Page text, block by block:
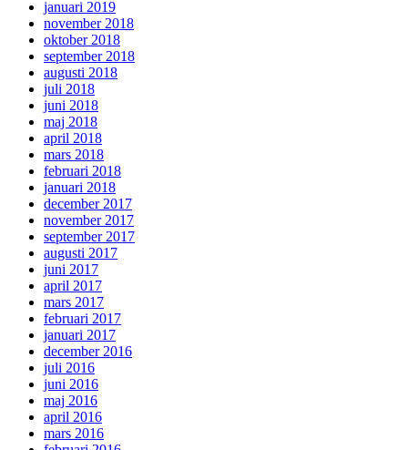
januari 2019
november 2018
oktober 2018
september 2018
augusti 2018
juli 2018
juni 2018
maj 2018
april 2018
mars 2018
februari 2018
januari 2018
december 2017
november 2017
september 2017
augusti 2017
juni 2017
april 2017
mars 2017
februari 2017
januari 2017
december 2016
juli 2016
juni 2016
maj 2016
april 2016
mars 2016